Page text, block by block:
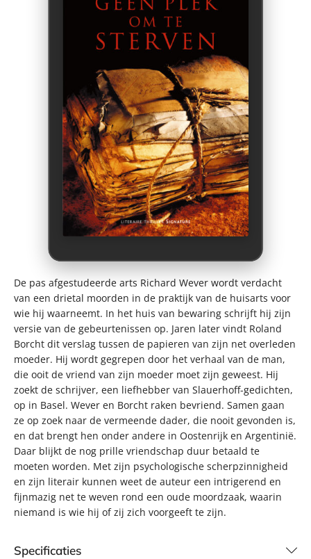
De pas afgestudeerde arts Richard Wever wordt verdacht
van een drietal moorden in de praktijk van de huisarts voor
wie hij waarneemt. In het huis van bewaring schrijft hij zijn
versie van de gebeurtenissen op. Jaren later vindt Roland
Borcht dit verslag tussen de papieren van zijn net overleden
moeder. Hij wordt gegrepen door het verhaal van de man,
die ooit de vriend van zijn moeder moet zijn geweest. Hij
zoekt de schrijver, een liefhebber van Slauerhoff-gedichten,
op in Basel. Wever en Borcht raken bevriend. Samen gaan
ze op zoek naar de vermeende dader, die nooit gevonden is,
en dat brengt hen onder andere in Oostenrijk en Argentinië.
Daar blijkt de nog prille vriendschap duur betaald te
moeten worden. Met zijn psychologische scherpzinnigheid
en zijn literair kunnen weet de auteur een intrigerend en
fijnmazig net te weven rond een oude moordzaak, waarin
niemand is wie hij of zij zich voorgeeft te zijn.
Specificaties